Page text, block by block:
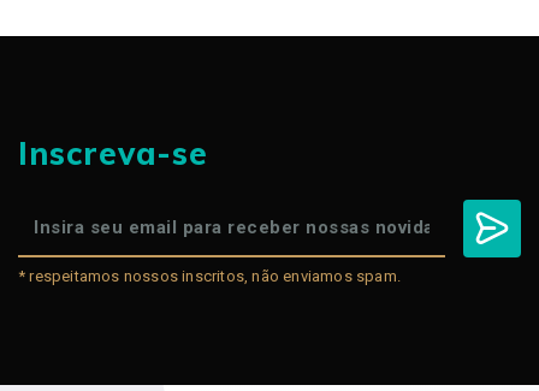
Inscreva-se
* respeitamos nossos inscritos, não enviamos spam.